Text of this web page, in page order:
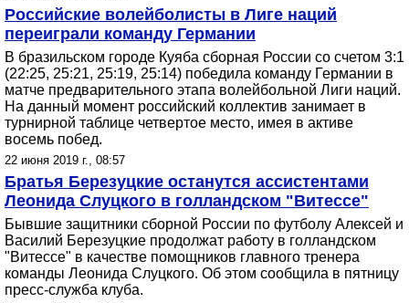
Российские волейболисты в Лиге наций
переиграли команду Германии
В бразильском городе Куяба сборная России со счетом 3:1
(22:25, 25:21, 25:19, 25:14) победила команду Германии в
матче предварительного этапа волейбольной Лиги наций.
На данный момент российский коллектив занимает в
турнирной таблице четвертое место, имея в активе
восемь побед.
22 июня 2019 г., 08:57
Братья Березуцкие останутся ассистентами
Леонида Слуцкого в голландском "Витессе"
Бывшие защитники сборной России по футболу Алексей и
Василий Березуцкие продолжат работу в голландском
"Витессе" в качестве помощников главного тренера
команды Леонида Слуцкого. Об этом сообщила в пятницу
пресс-служба клуба.